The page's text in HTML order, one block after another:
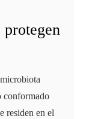
conformado
residen en el